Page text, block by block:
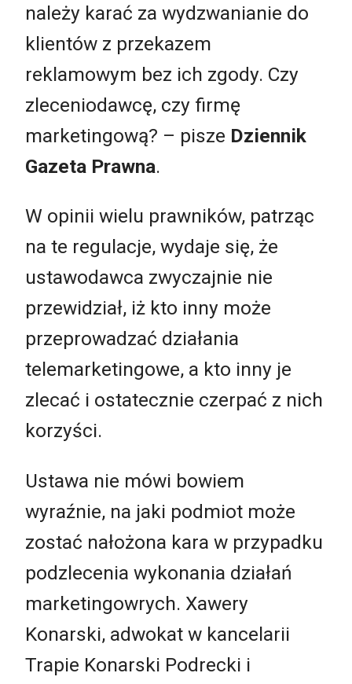
należy karać za wydzwanianie do
klientów z przekazem
reklamowym bez ich zgody. Czy
zleceniodawcę, czy firmę
marketingową? – pisze Dziennik
Gazeta Prawna.
W opinii wielu prawników, patrząc
na te regulacje, wydaje się, że
ustawodawca zwyczajnie nie
przewidział, iż kto inny może
przeprowadzać działania
telemarketingowe, a kto inny je
zlecać i ostatecznie czerpać z nich
korzyści.
Ustawa nie mówi bowiem
wyraźnie, na jaki podmiot może
zostać nałożona kara w przypadku
podzlecenia wykonania działań
marketingowrych. Xawery
Konarski, adwokat w kancelarii
Trapie Konarski Podrecki i